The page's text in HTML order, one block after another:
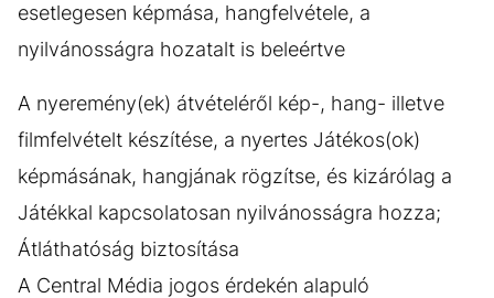
esetlegesen képmása, hangfelvétele, a
nyilvánosságra hozatalt is beleértve
A nyeremény(ek) átvételéről kép-, hang- illetve
filmfelvételt készítése, a nyertes Játékos(ok)
képmásának, hangjának rögzítse, és kizárólag a
Játékkal kapcsolatosan nyilvánosságra hozza;
Átláthatóság biztosítása
A Central Média jogos érdekén alapuló